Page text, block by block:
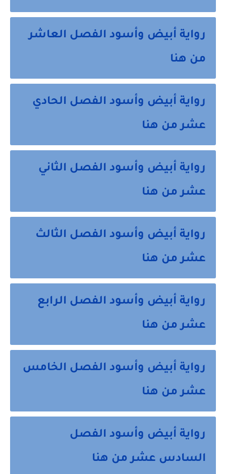
رواية أبيض وأسود الفصل العاشر
من هنا
رواية أبيض وأسود الفصل الحادي
عشر من هنا
رواية أبيض وأسود الفصل الثاني
عشر من هنا
رواية أبيض وأسود الفصل الثالث
عشر من هنا
رواية أبيض وأسود الفصل الرابع
عشر من هنا
رواية أبيض وأسود الفصل الخامس
عشر من هنا
رواية أبيض وأسود الفصل
السادس عشر من هنا